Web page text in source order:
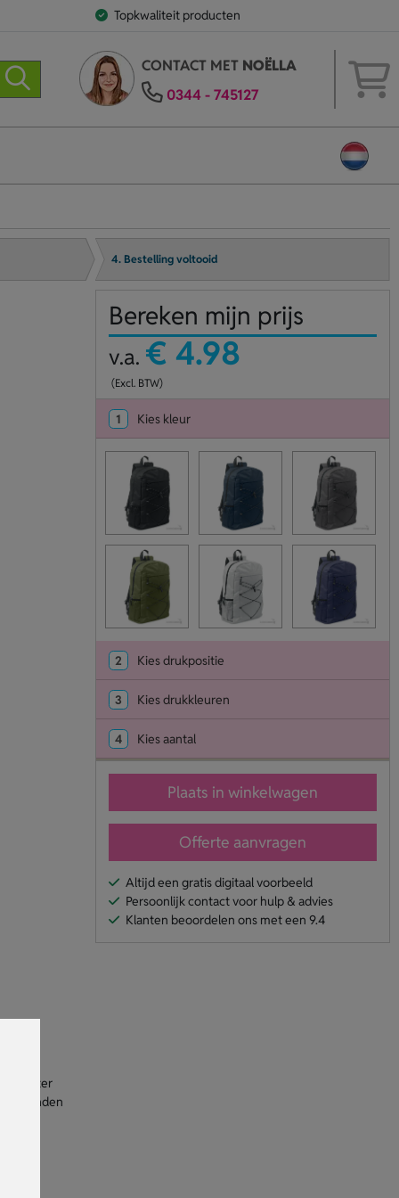
Topkwaliteit producten
CONTACT MET NOËLLA
0344 - 745127
4. Bestelling voltooid
achter
Bereken mijn prijs
v.a. € 4.98
(Excl. BTW)
1 Kies kleur
2 Kies drukpositie
3 Kies drukkleuren
4 Kies aantal
Plaats in winkelwagen
Offerte aanvragen
Altijd een gratis digitaal voorbeeld
Persoonlijk contact voor hulp & advies
Klanten beoordelen ons met een 9.4